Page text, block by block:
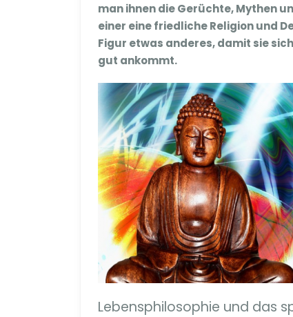
man ihnen die Gerüchte, Mythen
einer eine friedliche Religion und
Figur etwas anderes, damit sie
gut ankommt.
Lebensphilosophie und das